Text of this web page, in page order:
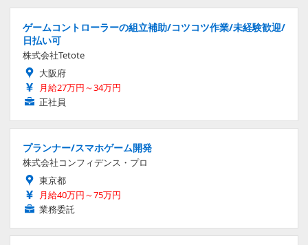
ゲームコントローラーの組立補助/コツコツ作業/未経験歓迎/
日払い可
株式会社Tetote
大阪府
月給27万円～34万円
正社員
プランナー/スマホゲーム開発
株式会社コンフィデンス・プロ
東京都
月給40万円～75万円
業務委託